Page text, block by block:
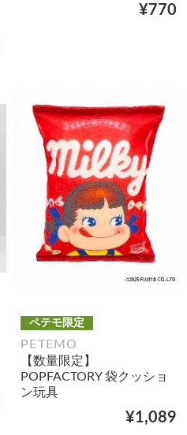
¥770
ペテモ限定
PETEMO
【数量限定】
POPFACTORY 袋クッショ
ン玩具
¥1,089